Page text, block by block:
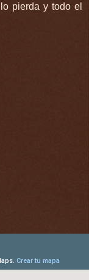
pierda y todo el